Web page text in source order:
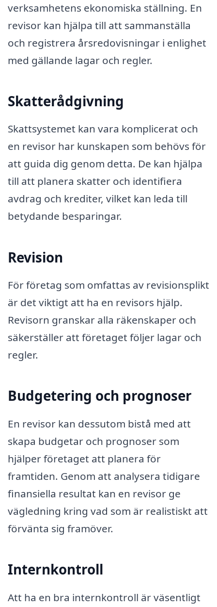
verksamhetens ekonomiska ställning. En
revisor kan hjälpa till att sammanställa
och registrera årsredovisningar i enlighet
med gällande lagar och regler.
Skatterådgivning
Skattsystemet kan vara komplicerat och
en revisor har kunskapen som behövs för
att guida dig genom detta. De kan hjälpa
till att planera skatter och identifiera
avdrag och krediter, vilket kan leda till
betydande besparingar.
Revision
För företag som omfattas av revisionsplikt
är det viktigt att ha en revisors hjälp.
Revisorn granskar alla räkenskaper och
säkerställer att företaget följer lagar och
regler.
Budgetering och prognoser
En revisor kan dessutom bistå med att
skapa budgetar och prognoser som
hjälper företaget att planera för
framtiden. Genom att analysera tidigare
finansiella resultat kan en revisor ge
vägledning kring vad som är realistiskt att
förvänta sig framöver.
Internkontroll
Att ha en bra internkontroll är väsentligt